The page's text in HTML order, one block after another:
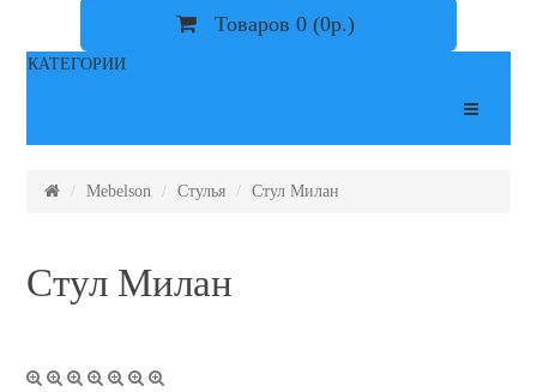
Товаров 0 (0р.)
КАТЕГОРИИ
Mebelson Стулья Стул Милан
Стул Милан